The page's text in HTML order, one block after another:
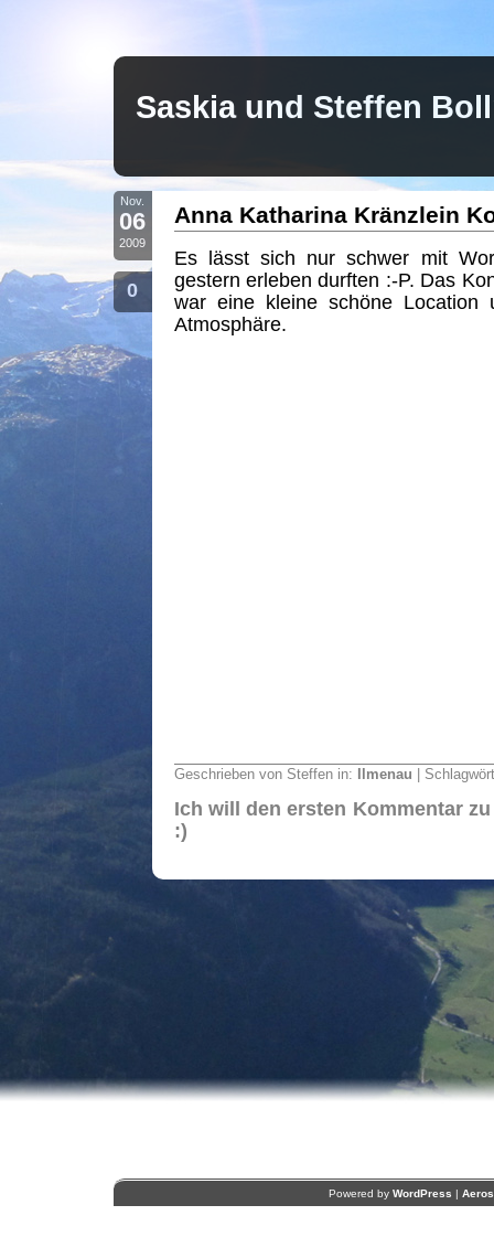
Saskia und Steffen
Nov.
06
2009
0
Anna Katharina Kränzlein
Es lässt sich nur schwer mit
gestern erleben durften :-P. Das
war eine kleine schöne Location
Atmosphäre.
Geschrieben von Steffen in: Ilmenau |
Ich will den ersten Kommentar
:)
Powered by WordPress |